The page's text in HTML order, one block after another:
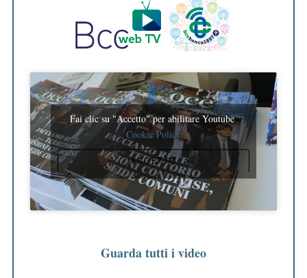
Fai clic su "Accetto" per abilitare Youtube
Cookie Policy
ACCETTO
Guarda tutti i video